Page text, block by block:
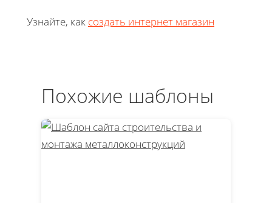
Узнайте, как создать интернет магазин
Похожие шаблоны